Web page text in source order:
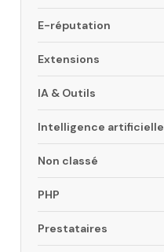
E-réputation
Extensions
IA & Outils
Intelligence artificielle
Non classé
PHP
Prestataires